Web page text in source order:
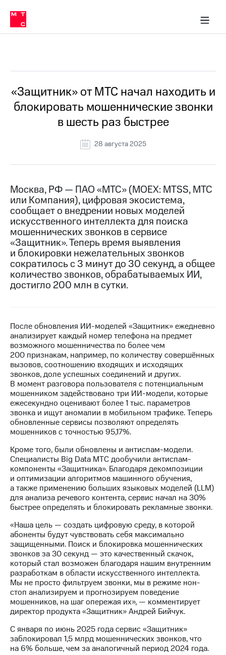
Медиа-центр
и акционерам
Устойчивое развитие
Комплаенс и деловая этика
компании
Карьера
История
компании
Руководство
информация
Контакты
Медиа-центр
Пресс-
релизы
МТС
о технологиях
Достижения
Интервью
отчетность
Контакты
Пригласить
спикера
и акционерам
Корпоративное
управление
Корпоративный
секретарь
Раскрытие
информации
Информация
акционерам
Документы
ПАО
"МТС"
Собрания
акционеров
Личный
кабинет
акционера
Акционерный
капитал
Контроль
и
аудит
Рынок
акций
Описание
Программа
в МТС
Пресс-
релизы
МТС
о технологиях
«Защитник» от МТС начал находить и
блокировать мошеннические звонки
в шесть раз быстрее
28 августа 2025
Москва, РФ — ПАО «МТС» (MOEX: MTSS, МТС
или Компания), цифровая экосистема,
сообщает о внедрении новых моделей
искусственного интеллекта для поиска
мошеннических звонков в сервисе
«Защитник». Теперь время выявления
и блокировки нежелательных звонков
сократилось с 3 минут до 30 секунд, а общее
количество звонков, обрабатываемых ИИ,
достигло 200 млн в сутки.
После обновления ИИ-моделей «Защитник» ежедневно
анализирует каждый номер телефона на предмет
возможного мошенничества по более чем
200 признакам, например, по количеству совершённых
вызовов, соотношению входящих и исходящих
звонков, доле успешных соединений и других.
В момент разговора пользователя с потенциальным
мошенником задействовано три ИИ-модели, которые
ежесекундно оценивают более 1 тыс. параметров
звонка и ищут аномалии в мобильном трафике. Теперь
обновленные сервисы позволяют определять
мошенников с точностью 95,17%.
Кроме того, были обновлены и антиспам-модели.
Специалисты Big Data МТС дообучили антиспам-
компоненты «Защитника». Благодаря декомпозиции
и оптимизации алгоритмов машинного обучения,
а также применению больших языковых моделей (LLM)
для анализа речевого контента, сервис начал на 30%
быстрее определять и блокировать рекламные звонки.
«Наша цель — создать цифровую среду, в которой
абоненты будут чувствовать себя максимально
защищенными. Поиск и блокировка мошеннических
звонков за 30 секунд — это качественный скачок,
который стал возможен благодаря нашим внутренним
разработкам в области искусственного интеллекта.
Мы не просто фильтруем звонки, мы в режиме нон-
стоп анализируем и прогнозируем поведение
мошенников, на шаг опережая их», — комментирует
директор продукта «Защитник» Андрей Бийчук.
С января по июнь 2025 года сервис «Защитник»
заблокировал 1,5 млрд мошеннических звонков, что
на 6% больше, чем за аналогичный период 2024 года.